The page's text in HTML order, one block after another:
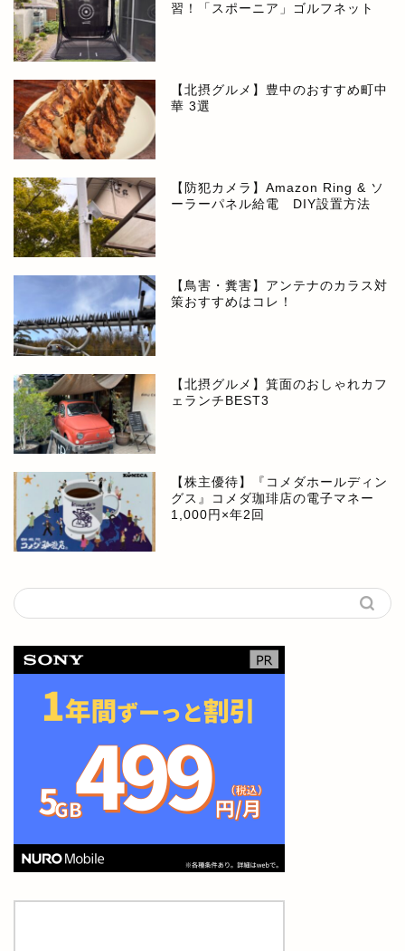
習！「スポーニア」ゴルフネット
【北摂グルメ】豊中のおすすめ町中
華 3選
【防犯カメラ】Amazon Ring & ソ
ーラーパネル給電 DIY設置方法
【鳥害・糞害】アンテナのカラス対
策おすすめはコレ！
【北摂グルメ】箕面のおしゃれカフ
ェランチBEST3
【株主優待】『コメダホールディン
グス』コメダ珈琲店の電子マネー
1,000円×年2回